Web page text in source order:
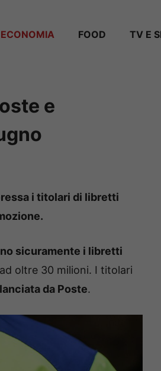
ECONOMIA FOOD TV E
e
i titolari di libretti
sicuramente i libretti
oltre 30 milioni. I titolari
da Poste.